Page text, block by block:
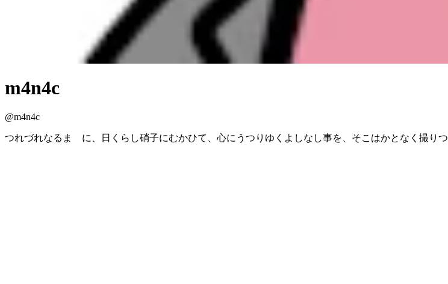
m4n4c
@m4n4c
つれづれなるまゝに、日くらし硝子にむかひて、心にうつりゆくよしなし事を、そこはかとなく撮り